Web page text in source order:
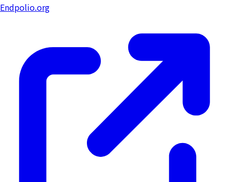
Endpolio.org